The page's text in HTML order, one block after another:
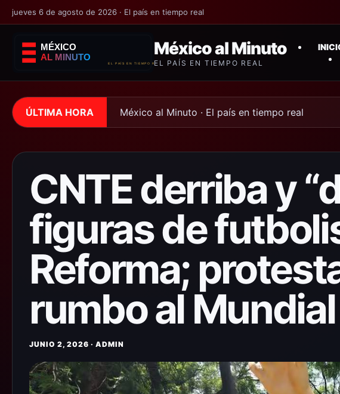
jueves 6 de agosto de 2026 · El país en tiempo real
México al Minuto
EL PAÍS EN TIEMPO REAL
ÚLTIMA HORA México al Minuto · El país en tiempo real
CNTE derriba y
figuras de
Reforma;
rumbo al
JUNIO 2, 2026 · ADMIN